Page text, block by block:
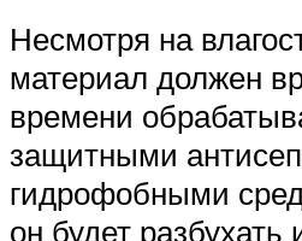
Несмотря на
материал должен
времени
защитными
гидрофобными
он будет разбухать